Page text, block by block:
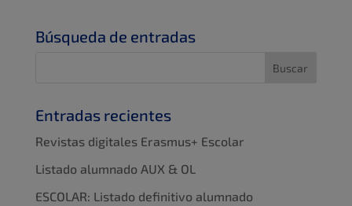
Búsqueda de entradas
Entradas recientes
Revistas digitales Erasmus+ Escolar
Listado alumnado AUX & OL
ESCOLAR: Listado definitivo alumnado